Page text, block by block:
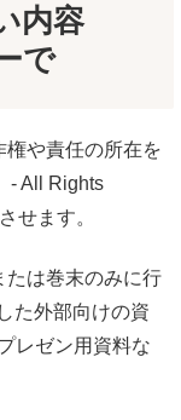
内容
で
や責任の所在を
- All Rights
せます。
たは巻末のみに行
た外部向けの資
レゼン用資料な